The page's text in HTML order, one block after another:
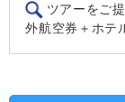
ツアーをご
外航空券＋ホテ